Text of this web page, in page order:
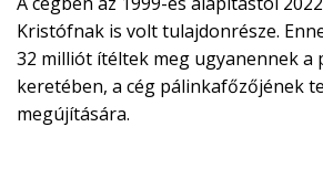
Kristófnak is volt tulajdonrésze.
32 milliót ítéltek meg ugyanennek a
keretében, a cég pálinkafőzőjének
megújítására.